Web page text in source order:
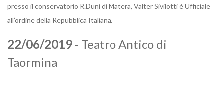
presso il conservatorio R.Duni di Matera, Valter Sivilotti è Ufficiale
all’ordine della Repubblica Italiana.
22/06/2019 - Teatro Antico di
Taormina